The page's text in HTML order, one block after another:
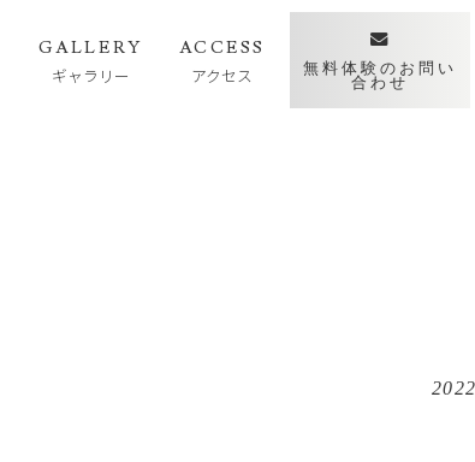
GALLERY
ギャラリー
ACCESS
アクセス
無料体験のお問い
合わせ